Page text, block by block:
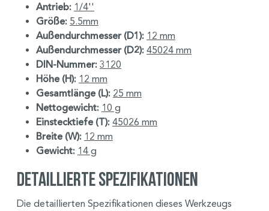
Antrieb: 1/4''
Größe: 5.5mm
Außendurchmesser (D1): 12 mm
Außendurchmesser (D2): 45024 mm
DIN-Nummer: 3120
Höhe (H): 12 mm
Gesamtlänge (L): 25 mm
Nettogewicht: 10 g
Einstecktiefe (T): 45026 mm
Breite (W): 12 mm
Gewicht: 14 g
Detaillierte Spezifikationen
Die detaillierten Spezifikationen dieses Werkzeugs